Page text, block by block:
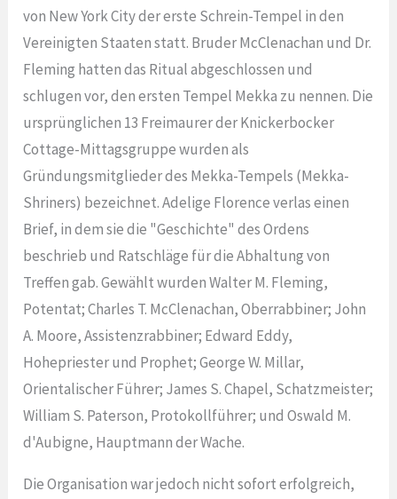
von New York City der erste Schrein-Tempel in den
Vereinigten Staaten statt. Bruder McClenachan und Dr.
Fleming hatten das Ritual abgeschlossen und
schlugen vor, den ersten Tempel Mekka zu nennen. Die
ursprünglichen 13 Freimaurer der Knickerbocker
Cottage-Mittagsgruppe wurden als
Gründungsmitglieder des Mekka-Tempels (Mekka-
Shriners) bezeichnet. Adelige Florence verlas einen
Brief, in dem sie die "Geschichte" des Ordens
beschrieb und Ratschläge für die Abhaltung von
Treffen gab. Gewählt wurden Walter M. Fleming,
Potentat; Charles T. McClenachan, Oberrabbiner; John
A. Moore, Assistenzrabbiner; Edward Eddy,
Hohepriester und Prophet; George W. Millar,
Orientalischer Führer; James S. Chapel, Schatzmeister;
William S. Paterson, Protokollführer; und Oswald M.
d'Aubigne, Hauptmann der Wache.
Die Organisation war jedoch nicht sofort erfolgreich,